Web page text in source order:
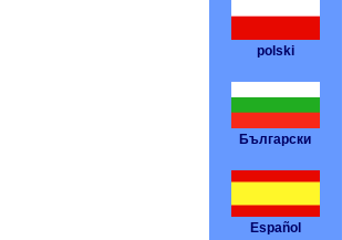
polski
Български
Español